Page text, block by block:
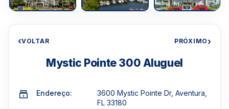
‹VOLTAR PRÓXIMO›
Mystic Pointe 300 Aluguel
Endereço:
3600 Mystic Pointe Dr, Aventura,
FL 33180